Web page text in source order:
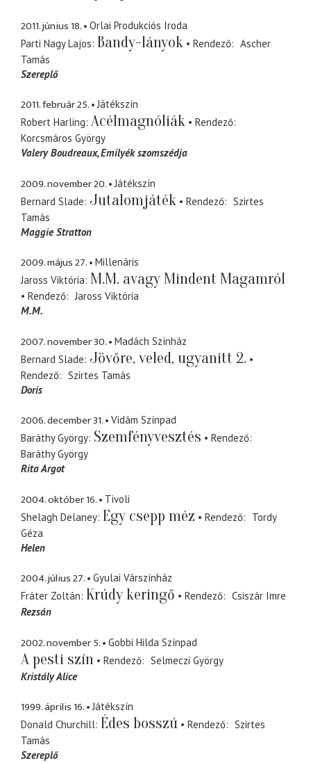
2011. június 18.
Orlai Produkciós Iroda
Parti Nagy Lajos Bandy-lányok Rendező
Ascher
Tamás
Szereplő
2011. február 25.
Játékszín
Robert Harling Acélmagnóliák
Rendező
Korcsmáros György
Valery Boudreaux Emilyék szomszédja
2009. november 20.
Játékszín
Bernard Slade Jutalomjáték Rendező
Szirtes
Tamás
Maggie Stratton
2009. május 27.
Millenáris
Jaross Viktória M.M. avagy Mindent Magamról
Rendező
Jaross Viktória
M.M.
2007. november 30.
Madách Színház
Bernard Slade Jövőre, veled, ugyanitt 2.
Rendező
Szirtes Tamás
Doris
2006. december 31.
Vidám Színpad
Baráthy György Szemfényvesztés
Rendező
Baráthy György
Rita Argot
2004. október 16.
Tivoli
Shelagh Delaney Egy csepp méz Rendező
Tordy
Géza
Helen
2004. július 27.
Gyulai Várszínház
Fráter Zoltán Krúdy keringő Rendező
Csiszár Imre
Rezsán
2002. november 5. Gobbi Hilda Színpad
A pesti szín Rendező
Selmeczi György
Kristály Alice
1999. április 16.
Játékszín
Donald Churchill Édes bosszú Rendező
Szirtes
Tamás
Szereplő